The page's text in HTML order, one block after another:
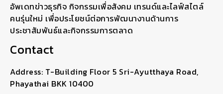
อัพเดทข่าวธุรกิจ กิจกรรมเพื่อสังคม เทรนด์และไลฟ์สไตล์
คนรุ่นใหม่ เพื่อประโยชน์ต่อการพัฒนางานด้านการ
ประชาสัมพันธ์และกิจกรรมการตลาด
Contact
Address: T-Building Floor 5 Sri-Ayutthaya Road,
Phayathai BKK 10400